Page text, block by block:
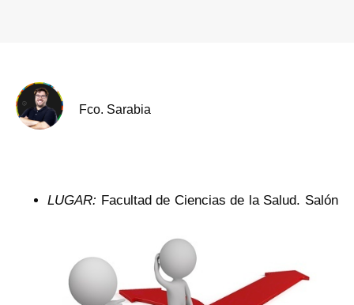
Fco. Sarabia
LUGAR: Facultad de Ciencias de la Salud. Salón